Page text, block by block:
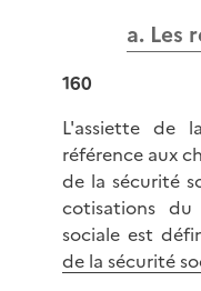
a. Les
160
L'assiette de
référence aux
de la sécurité
cotisations
sociale est
de la sécurité